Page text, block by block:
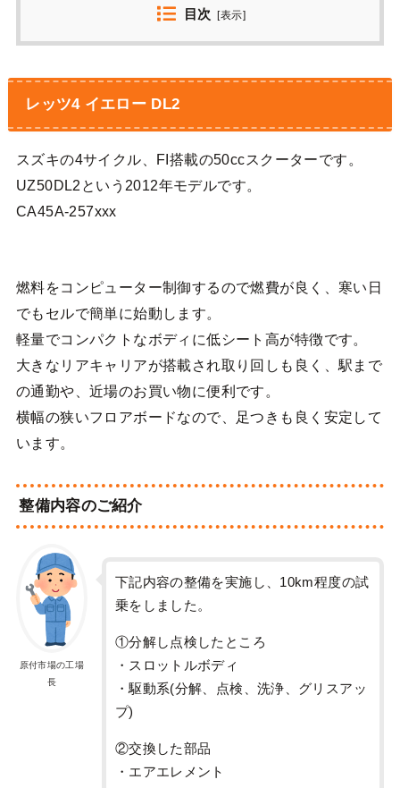
目次 [表示]
レッツ4 イエロー DL2
スズキの4サイクル、FI搭載の50ccスクーターです。
UZ50DL2という2012年モデルです。
CA45A-257xxx
燃料をコンピューター制御するので燃費が良く、寒い日
でもセルで簡単に始動します。
軽量でコンパクトなボディに低シート高が特徴です。
大きなリアキャリアが搭載され取り回しも良く、駅まで
の通勤や、近場のお買い物に便利です。
横幅の狭いフロアボードなので、足つきも良く安定して
います。
整備内容のご紹介
原付市場の工場
長
下記内容の整備を実施し、10km程度の試
乗をしました。
①分解し点検したところ
・スロットルボディ
・駆動系(分解、点検、洗浄、グリスアッ
プ)
②交換した部品
・エアエレメント